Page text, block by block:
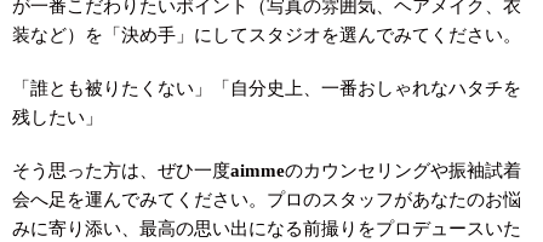
が一番こだわりたいポイント（写真の雰囲気、ヘアメイク、衣
装など）を「決め手」にしてスタジオを選んでみてください。
「誰とも被りたくない」「自分史上、一番おしゃれなハタチを
残したい」
そう思った方は、ぜひ一度aimmeのカウンセリングや振袖試着
会へ足を運んでみてください。プロのスタッフがあなたのお悩
みに寄り添い、最高の思い出になる前撮りをプロデュースいた